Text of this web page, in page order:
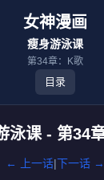
女神漫画
瘦身游泳课
第34章：K歌
目录
泳课 - 第34
← 上一话|下一话 →